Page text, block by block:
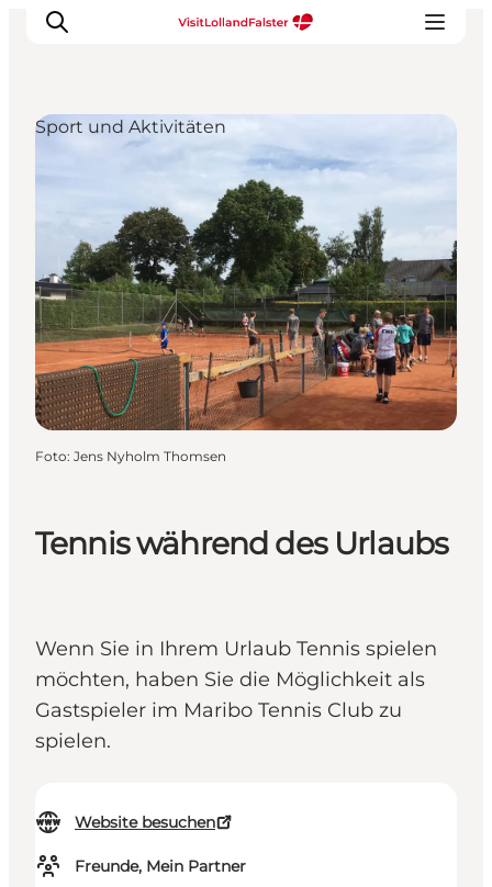
Natur und Outdoor
Familienurlaub
Kultur
Gastronomie
Urlaubsplaner
Tennis während des Urlaubs
Wenn Sie in Ihrem Urlaub Tennis spielen
möchten, haben Sie die Möglichkeit als
Gastspieler im Maribo Tennis Club zu
spielen.
Website besuchen
Freunde, Mein Partner
Sport und Aktivitäten
Foto: Jens Nyholm Thomsen